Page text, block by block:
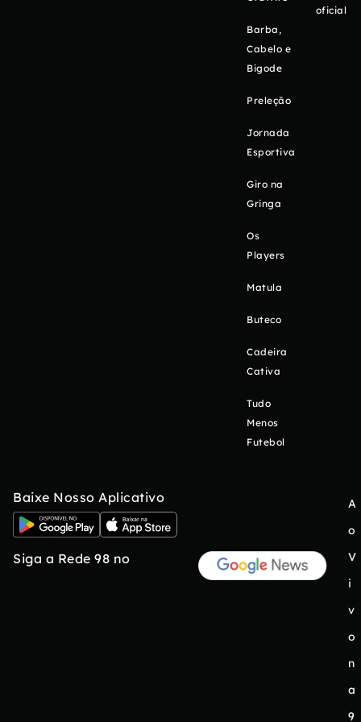
Barba,
Cabelo e
Bigode
Preleção
Jornada
Esportiva
Giro na
Gringa
Os
Players
Matula
Buteco
Cadeira
Cativa
Tudo
Menos
Futebol
oficial
Baixe Nosso Aplicativo
Siga a Rede 98 no
A
o
V
i
v
o
n
a
9